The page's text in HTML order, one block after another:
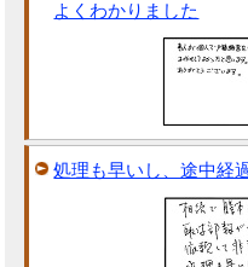
よくわかりました
処理も早いし、途中経